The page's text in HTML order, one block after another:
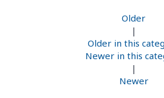
Older
|
Older in this
Newer in this
|
Newer